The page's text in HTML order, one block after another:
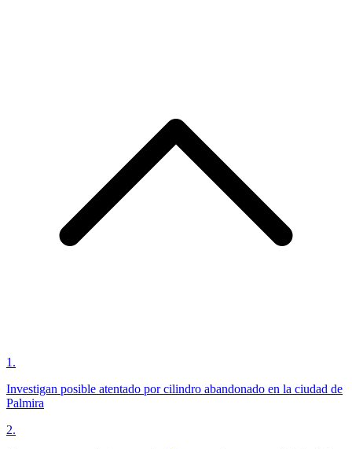
1 .
Investigan posible atentado por cilindro abandonado en la ciudad de
Palmira
2.